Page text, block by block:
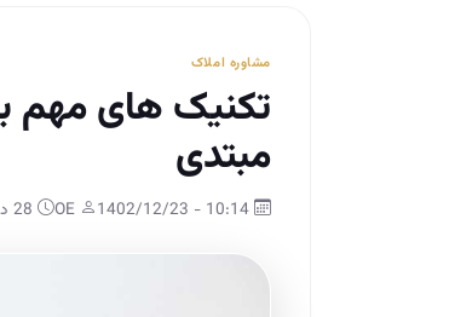
مشاوره املاک
تکنیک های مهم
مبتدی